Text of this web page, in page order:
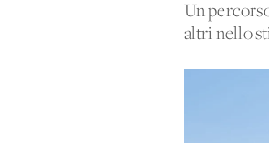
Un
altri nello